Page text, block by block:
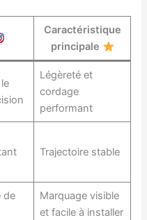
Caractéristique
principale
Légèreté et
cordage
performant
Trajectoire stable
de
Marquage visible
et facile à installer